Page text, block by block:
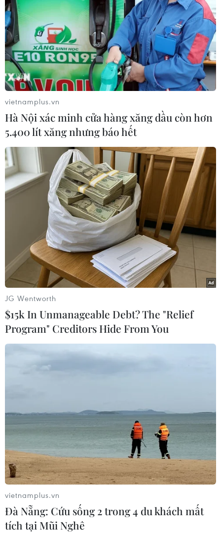
vietnamplus.vn
Hà Nội xác minh cửa hàng xăng dầu còn hơn
5.400 lít xăng nhưng báo hết
JG Wentworth
$15k In Unmanageable Debt? The "Relief
Program" Creditors Hide From You
vietnamplus.vn
Đà Nẵng: Cứu sống 2 trong 4 du khách mất
tích tại Mũi Nghê